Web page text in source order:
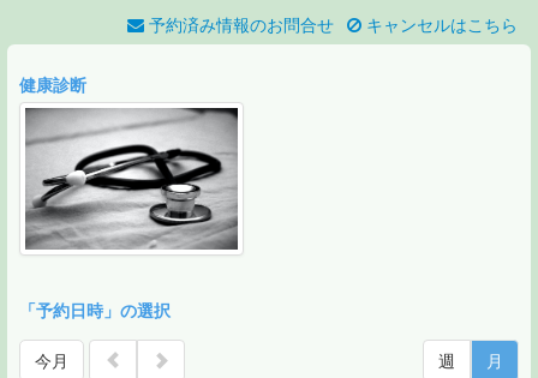
予約済み情報のお問合せ キャンセルはこちら
健康診断
「予約日時」の選択
今月 週 月